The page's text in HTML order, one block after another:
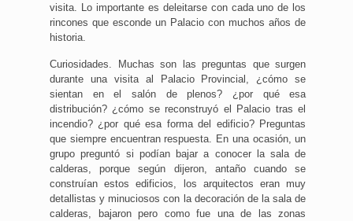
visita. Lo importante es deleitarse con cada uno de los
rincones que esconde un Palacio con muchos años de
historia.
Curiosidades. Muchas son las preguntas que surgen
durante una visita al Palacio Provincial, ¿cómo se
sientan en el salón de plenos? ¿por qué esa
distribución? ¿cómo se reconstruyó el Palacio tras el
incendio? ¿por qué esa forma del edificio? Preguntas
que siempre encuentran respuesta. En una ocasión, un
grupo preguntó si podían bajar a conocer la sala de
calderas, porque según dijeron, antaño cuando se
construían estos edificios, los arquitectos eran muy
detallistas y minuciosos con la decoración de la sala de
calderas, bajaron pero como fue una de las zonas